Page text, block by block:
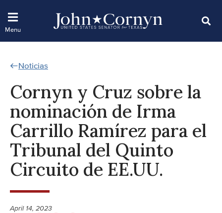
Noticias
Cornyn y Cruz sobre la
nominación de Irma
Carrillo Ramírez para el
Tribunal del Quinto
Circuito de EE.UU.
April 14, 2023